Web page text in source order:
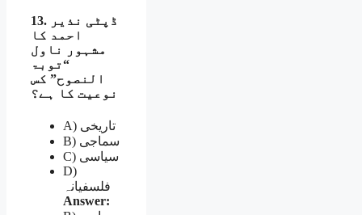
13. ڈپٹی نذیر
احمد کا
مشہور ناول
“توبۃ
النصوح” کس
نوعیت کا ہے؟
A) تاریخی
B) سماجی
C) سیاسی
D)
فلسفیانہ
Answer: